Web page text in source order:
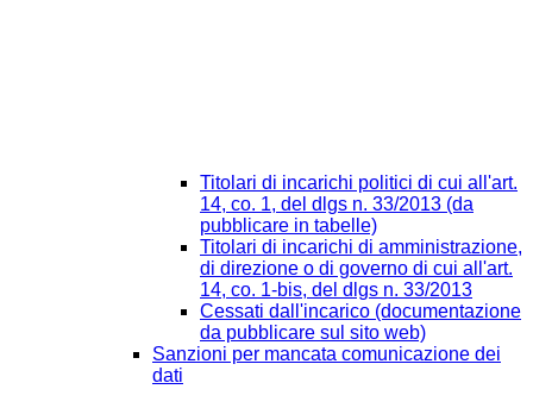
Titolari di incarichi politici di cui all'art.
14, co. 1, del dlgs n. 33/2013 (da
pubblicare in tabelle)
Titolari di incarichi di amministrazione,
di direzione o di governo di cui all'art.
14, co. 1-bis, del dlgs n. 33/2013
Cessati dall'incarico (documentazione
da pubblicare sul sito web)
Sanzioni per mancata comunicazione dei
dati